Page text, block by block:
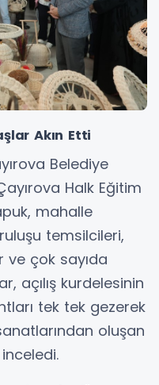
Akın Etti
Belediye
Halk Eğitim
mahalle
temsilcileri,
ve çok sayıda
açılış kurdelesinin
tek tek gezerek
oluşan